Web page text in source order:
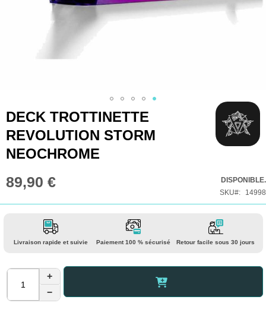
Skip
to
the
beginning
the
DECK TROTTINETTE
REVOLUTION STORM
NEOCHROME
89,90 €
DISPONIBLE.
SKU
14998
Livraison rapide et suivie Paiement 100 % sécurisé Retour facile sous 30 jours
+
−